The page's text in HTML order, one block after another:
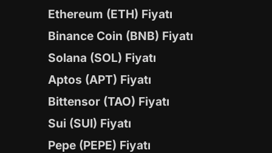
Ethereum (ETH) Fiyatı
Binance Coin (BNB) Fiyatı
Solana (SOL) Fiyatı
Aptos (APT) Fiyatı
Bittensor (TAO) Fiyatı
Sui (SUI) Fiyatı
Pepe (PEPE) Fiyatı